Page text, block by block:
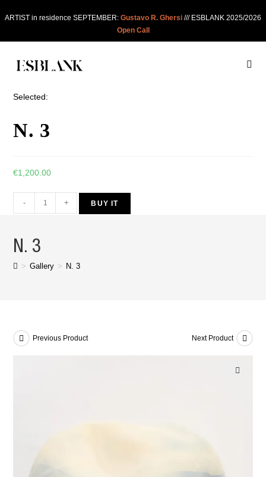
ARTIST in residence SEPTEMBER: Gustavo R. Ghersi /// ESBLANK 2025/2026
Open Call
Selected:
N. 3
€1,200.00
- + BUY IT
N. 3
> Gallery > N. 3
Previous Product Next Product